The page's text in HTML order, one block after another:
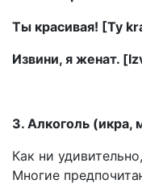
Ты красивая! [Ty
Извини, я женат.
3. Алкоголь (икра,
Как ни
Многие